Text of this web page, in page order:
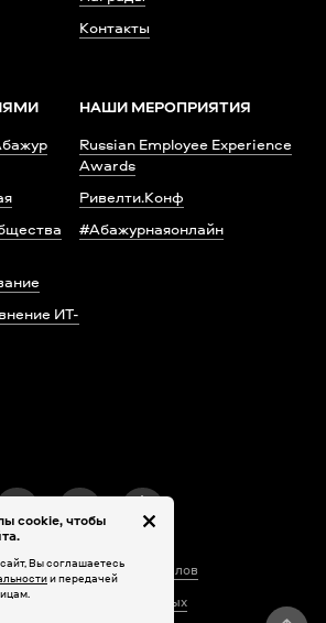
Контакты
ИТ-
НАШИ МЕРОПРИЯТИЯ
Russian Employee Experience
Awards
Ривелти.Конф
#Абажурнаяонлайн
использования материалов
персональных данных
cookie, чтобы
Вы соглашаетесь
и передачей